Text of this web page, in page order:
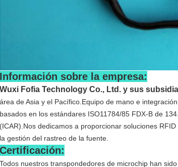
Información sobre la empresa:
Wuxi Fofia Technology Co., Ltd. y sus
área de Asia y el Pacífico.Equipo de mano e
basados en los estándares ISO11784/85 FDX-B de
(ICAR).Nos dedicamos a proporcionar soluciones
la gestión del rastreo de la fuente.
Certificación:
Todos nuestros transpondedores de microchip han